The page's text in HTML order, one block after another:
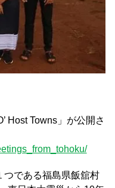
Host Towns」が公開さ
つである福島県飯舘村